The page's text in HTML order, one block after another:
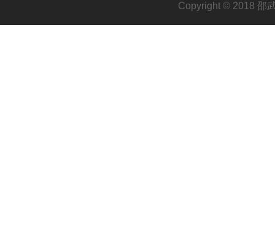
Copyright © 2018 邵